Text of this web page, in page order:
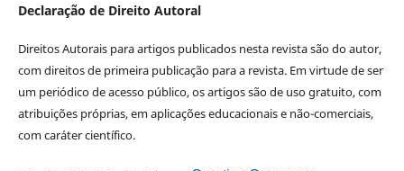
Declaração de Direito Autoral
Direitos Autorais para artigos publicados nesta revista são do autor,
com direitos de primeira publicação para a revista. Em virtude de ser
um periódico de acesso público, os artigos são de uso gratuito, com
atribuições próprias, em aplicações educacionais e não-comerciais,
com caráter científico.